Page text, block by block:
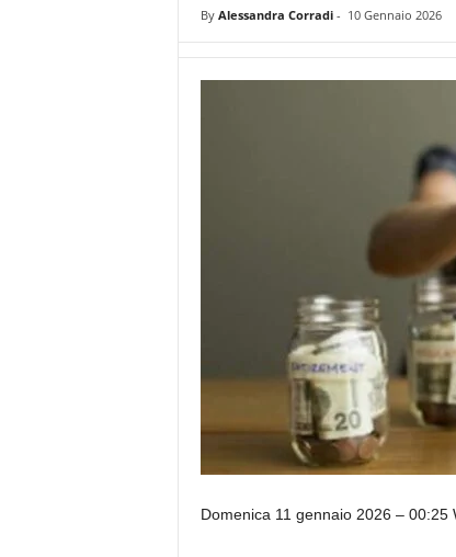
By Alessandra Corradi- 10 Gennaio 2026
Domenica 11 gennaio 2026 – 00:25